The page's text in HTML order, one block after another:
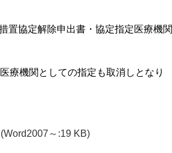
置協定解除申出書・協定指定医療機関
療機関としての指定も取消しとなり
(Word2007～:19 KB)